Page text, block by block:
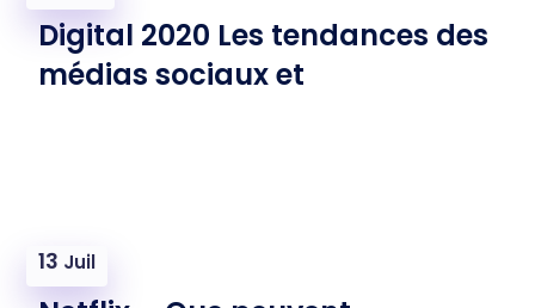
Digital 2020 Les tendances des
médias sociaux et
13 Juil